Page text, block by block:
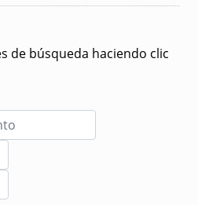
de búsqueda haciendo clic